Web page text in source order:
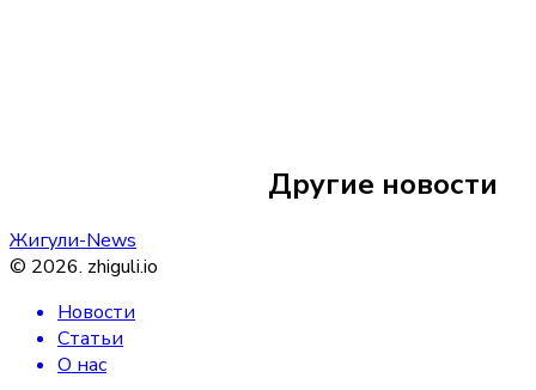
Другие новости
дебош в поезде в
Жигули-News
© 2026. zhiguli.io
Новости
Статьи
О нас